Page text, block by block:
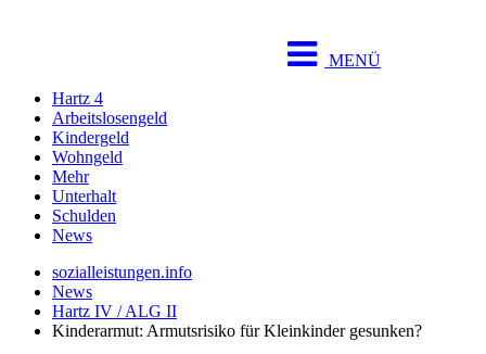
MENÜ
Hartz 4
Arbeitslosengeld
Kindergeld
Wohngeld
Mehr
Unterhalt
Schulden
News
sozialleistungen.info
News
Hartz IV / ALG II
Kinderarmut: Armutsrisiko für Kleinkinder gesunken?